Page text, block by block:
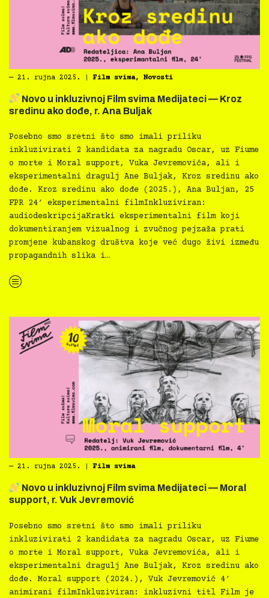
― 21. rujna 2025. Film svima, Novosti
Novo u inkluzivnoj Film svima Medijateci — Kroz
sredinu ako dođe, r. Ana Buljak
Posebno smo sretni što smo imali priliku
inkluzivirati 2 kandidata za nagradu Oscar, uz Fiume
o morte i Moral support, Vuka Jevremovića, ali i
eksperimentalni dragulj Ane Buljak, Kroz sredinu ako
dođe. Kroz sredinu ako dođe (2025.), Ana Buljan, 25
FPR 24′ eksperimentalni filmInkluziviran:
audiodeskripcijaKratki eksperimentalni film koji
dokumentiranjem vizualnog i zvučnog pejzaža prati
promjene kubanskog društva koje već dugo živi između
propagandnih slika i…
“
― 21. rujna 2025. Film svima
Novo u inkluzivnoj Film svima Medijateci — Moral
support, r. Vuk Jevremović
Posebno smo sretni što smo imali priliku
inkluzivirati 2 kandidata za nagradu Oscar, uz Fiume
o morte i Moral support, Vuka Jevremovića, ali i
eksperimentalni dragulj Ane Buljak, Kroz sredinu ako
dođe. Moral support (2024.), Vuk Jevremović 4′
animirani filmInkluziviran: inkluzivni titl Film je